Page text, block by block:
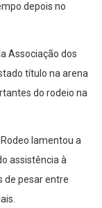
depois no
Associação dos
título na arena
do rodeio na
lamentou a
assistência à
de pesar entre